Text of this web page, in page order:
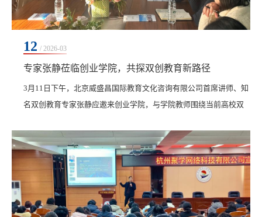
12 / 2026-03
专家张静莅临创业学院，共探双创教育新路径
​3月11日下午，北京威盛昌国际教育文化咨询有限公司首席讲师、知
名双创教育专家张静应邀来创业学院，与学院教师围绕当前高校双
教师热情接待，并全程参与座谈。座谈会上，单大海首先对张静的
到来表示热烈欢迎，随后提出了当前学院在双创项目落地路径等方
面遇到的困惑。张静凭借丰富的双创教育经验与深厚的学术积淀，
为在场教师提供了极具针对性的指导与宝贵建议。张...